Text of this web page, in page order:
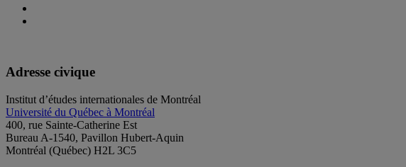
Adresse civique
Institut d’études internationales de Montréal
Université du Québec à Montréal
400, rue Sainte-Catherine Est
Bureau A-1540, Pavillon Hubert-Aquin
Montréal (Québec) H2L 3C5